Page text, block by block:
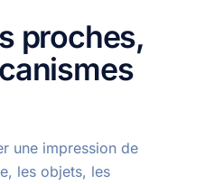
proches,
une impression de
les objets, les